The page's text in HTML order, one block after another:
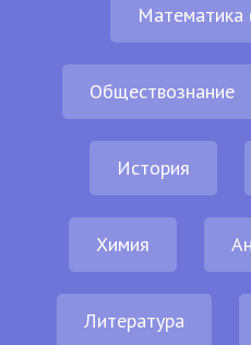
Математика
Обществознание
История
Химия
Литература